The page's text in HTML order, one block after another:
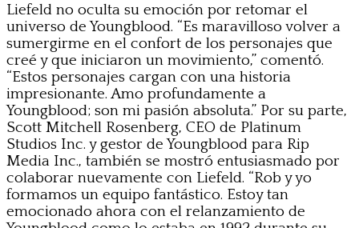
Liefeld no oculta su emoción por retomar el
universo de Youngblood. “Es maravilloso volver a
sumergirme en el confort de los personajes que
creé y que iniciaron un movimiento,” comentó.
“Estos personajes cargan con una historia
impresionante. Amo profundamente a
Youngblood; son mi pasión absoluta.” Por su parte,
Scott Mitchell Rosenberg, CEO de Platinum
Studios Inc. y gestor de Youngblood para Rip
Media Inc., también se mostró entusiasmado por
colaborar nuevamente con Liefeld. “Rob y yo
formamos un equipo fantástico. Estoy tan
emocionado ahora con el relanzamiento de